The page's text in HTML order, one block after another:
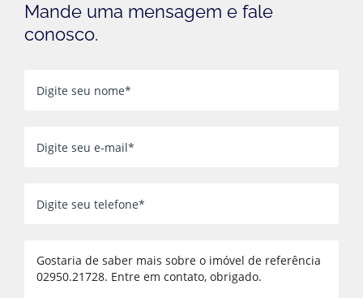
Mande uma mensagem e fale
conosco.